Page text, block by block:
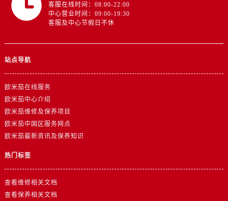
江西省宜春市袁州区中山中路欧米茄售后服务中心（需提前预约）
客服在线时间：08:00-22:00
中心营业时间：09:00-19:30
客服及中心节假日不休
站点导航
欧米茄在线服务
欧米茄中心介绍
欧米茄维修及保养项目
欧米茄中国区服务网点
欧米茄最新资讯及保养知识
热门标签
查看维修相关文档
查看保养相关文档